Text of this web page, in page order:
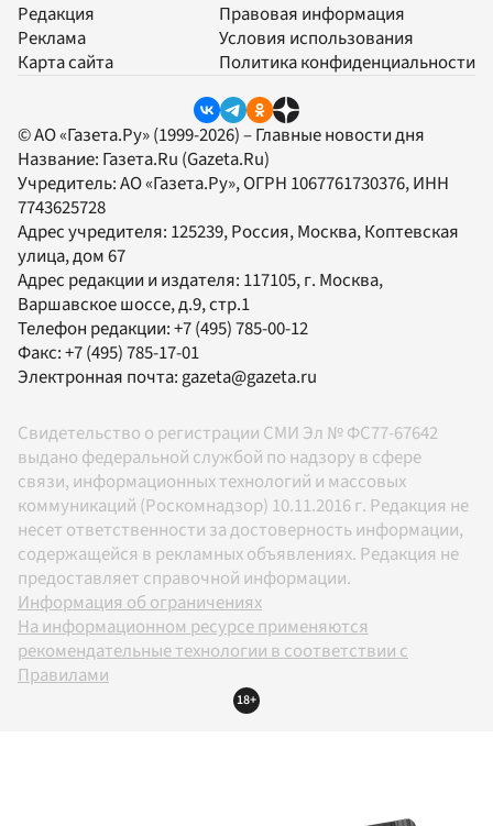
Редакция
Реклама
Карта сайта
Правовая информация
Условия использования
Политика конфиденциальности
© АО «Газета.Ру» (1999-2026) – Главные новости дня
Название: Газета.Ru (Gazeta.Ru)
Учредитель:АО «Газета.Ру», ОГРН 1067761730376, ИНН
7743625728
Адрес учредителя: 125239, Россия, Москва, Коптевская
улица, дом 67
Адрес редакции и издателя: 117105, г. Москва,
Варшавское шоссе, д.9, стр.1
Телефон редакции:+7 (495) 785-00-12
Факс:+7 (495) 785-17-01
Электронная почта:gazeta@gazeta.ru
Свидетельство о регистрации СМИ Эл № ФС77-67642
выдано федеральной службой по надзору в сфере
связи, информационных технологий и массовых
коммуникаций (Роскомнадзор) 10.11.2016 г. Редакция не
несет ответственности за достоверность информации,
содержащейся в рекламных объявлениях. Редакция не
предоставляет справочной информации.
Информация об ограничениях
На информационном ресурсе применяются
рекомендательные технологии в соответствии с
Правилами
18+